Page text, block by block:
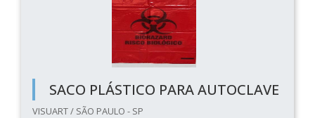
SACO PLÁSTICO PARA AUTOCLAVE
VISUART / SÃO PAULO - SP